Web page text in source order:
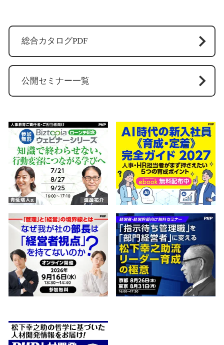
総合カタログPDF
公開セミナー一覧